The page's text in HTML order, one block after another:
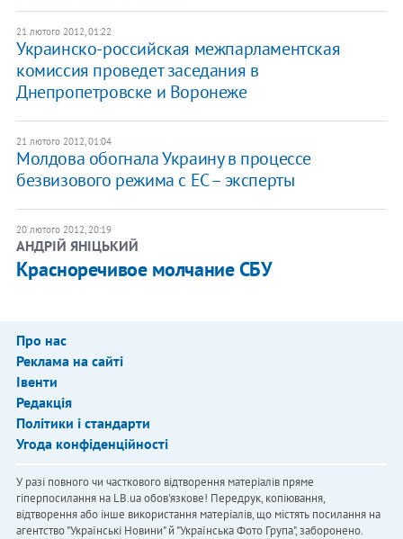
21 лютого 2012, 01:22
Украинско-российская межпарламентская
комиссия проведет заседания в
Днепропетровске и Воронеже
21 лютого 2012, 01:04
Молдова обогнала Украину в процессе
безвизового режима с ЕС – эксперты
20 лютого 2012, 20:19
АНДРІЙ ЯНІЦЬКИЙ
Красноречивое молчание СБУ
Про нас
Реклама на сайті
Івенти
Редакція
Політики і стандарти
Угода конфіденційності
У разі повного чи часткового відтворення матеріалів пряме
гіперпосилання на LB.ua обов'язкове! Передрук, копіювання,
відтворення або інше використання матеріалів, що містять посилання на
агентство "Українськi Новини" й "Українська Фото Група", заборонено.